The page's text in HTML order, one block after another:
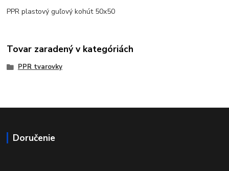
PPR plastový guľový kohút 50x50
Tovar zaradený v kategóriách
PPR tvarovky
Doručenie